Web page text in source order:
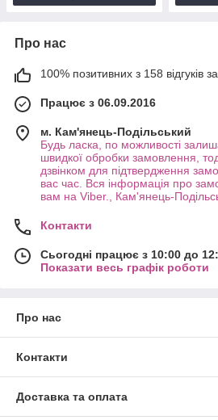
Про нас
100% позитивних з 158 відгуків за
Працює з 06.09.2016
м. Кам'янець-Подільський
Будь ласка, по можливості
швидкої обробки замовлення,
дзвінком для підтвердження
вас час. Вся інформація про
вам на Viber., Кам'янець-
Контакти
Сьогодні працює з 10:00 до
Показати весь графік роботи
Про нас
Контакти
Доставка та оплата